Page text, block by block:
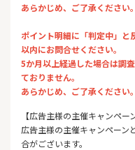
あらかじめ、ご了承ください。
ポイント明細に「判定中」と
以内にお問合せください。
5か月以上経過した場合は調
ておりません。
あらかじめ、ご了承ください。
【広告主様の主催キャンペー
広告主様の主催キャンペーン
合がございます。